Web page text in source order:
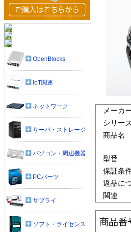
メーカ
シリー
商品名
型番
保証条
返品に
関連
商品番
OpenBlocks
IoT関連
ネットワーク
サーバ・ストレージ
パソコン・周辺機器
PCパーツ
サプライ
ソフト・ライセンス